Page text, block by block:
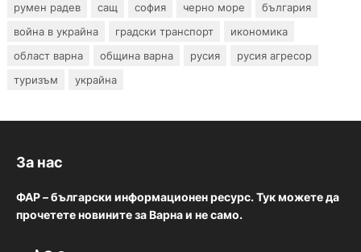
румен радев
сащ софия черно море
българия
война в украйна
градски транспорт
икономика
област варна
община варна русия
русия агресор
туризъм
украйна
За нас
ФАР – български информационен ресурс. Тук можете да
прочетете новините за Варна и не само.